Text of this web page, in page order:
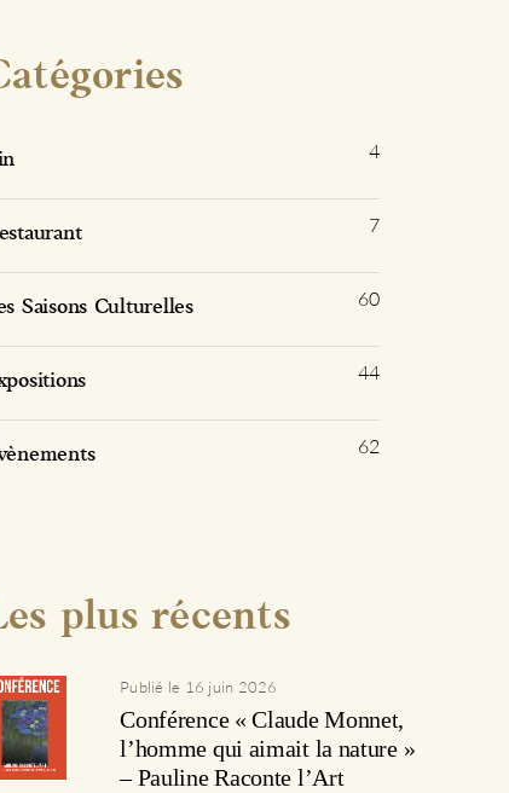
4
7
Saisons Culturelles 60
44
62
plus récents
Publié le 16 juin 2026
Conférence « Claude Monnet,
l’homme qui aimait la nature »
– Pauline Raconte l’Art